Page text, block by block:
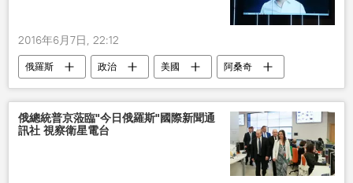
2016年6月7日, 22:12
俄羅斯 政治 美國 阿桑奇
俄總統普京蒞臨"今日俄羅斯"國際新聞通
訊社 視察衛星電台